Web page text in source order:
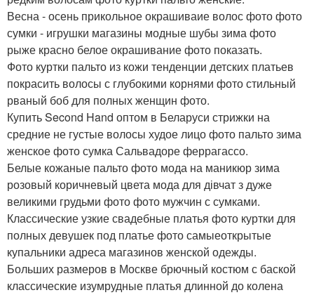
Весна - осень прикольное окрашиваие волос фото фото
сумки - игрушки магазины модные шубы зима фото
рыже красно белое окрашивание фото показать.
Фото куртки пальто из кожи тенденции детских платьев
покрасить волосы с глубокими корнями фото стильный
рваный боб для полных женщин фото.
Купить Second Hand оптом в Беларуси стрижки на
средние не густые волосы худое лицо фото пальто зима
женское фото сумка Сальвадоре феррагассо.
Белые кожаные пальто фото мода на маникюр зима
розовый коричневый цвета мода для дівчат з дуже
великими грудьми фото фото мужчин с сумками.
Классические узкие свадебные платья фото куртки для
полных девушек под платье фото самыеоткрытые
купальники адреса магазинов женской одежды.
Больших размеров в Москве брючный костюм с баской
классические изумрудные платья длинной до колена